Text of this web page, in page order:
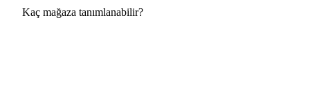
Kaç mağaza tanımlanabilir?